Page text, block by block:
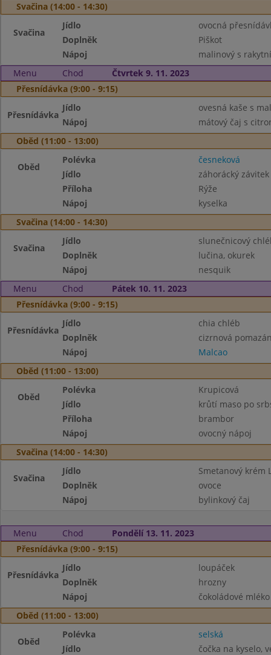
Svačina (14:00 - 14:30)
Svačina
Jídlo
ovocná
Doplněk
Piškot
Nápoj
malinový s
Menu
Chod
Čtvrtek 9. 11. 2023
Přesnídávka (9:00 - 9:15)
Přesnídávka
Jídlo
ovesná kaše s
Nápoj
mátový čaj s
Oběd (11:00 - 13:00)
Oběd
Polévka
česneková
Jídlo
záhorácký závitek
Příloha
Rýže
Nápoj
kyselka
Svačina (14:00 - 14:30)
Svačina
Jídlo
slunečnicový
Doplněk
lučina, okurek
Nápoj
nesquik
Menu
Chod
Pátek 10. 11. 2023
Přesnídávka (9:00 - 9:15)
Přesnídávka
Jídlo
chia chléb
Doplněk
cizrnová
Nápoj
Malcao
Oběd (11:00 - 13:00)
Oběd
Polévka
Krupicová
Jídlo
krůtí maso po
Příloha
brambor
Nápoj
ovocný nápoj
Svačina (14:00 - 14:30)
Svačina
Jídlo
Smetanový krém
Doplněk
ovoce
Nápoj
bylinkový čaj
Menu Chod
Pondělí 13. 11. 2023
Přesnídávka (9:00 - 9:15)
Přesnídávka
Jídlo
loupáček
Doplněk
hrozny
Nápoj
čokoládové mléko
Oběd (11:00 - 13:00)
Oběd
Polévka
selská
Jídlo
čočka na kyselo,